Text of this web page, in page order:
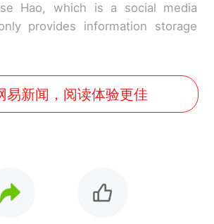
Hao, which is a social media
provides information storage
易新闻，阅读体验更佳